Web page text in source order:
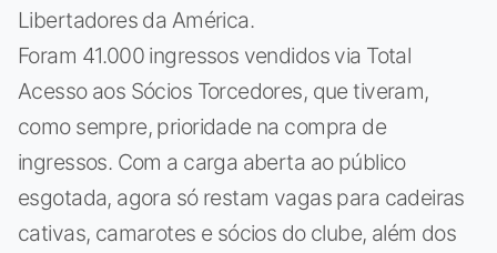
Libertadores da América.
Foram 41.000 ingressos vendidos via Total
Acesso aos Sócios Torcedores, que tiveram,
como sempre, prioridade na compra de
ingressos. Com a carga aberta ao público
esgotada, agora só restam vagas para cadeiras
cativas, camarotes e sócios do clube, além dos